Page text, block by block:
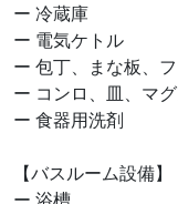
ー 冷蔵庫
ー 電気ケトル
ー 包丁、まな板、
ー コンロ、皿、マ
ー 食器用洗剤
【バスルーム設備】